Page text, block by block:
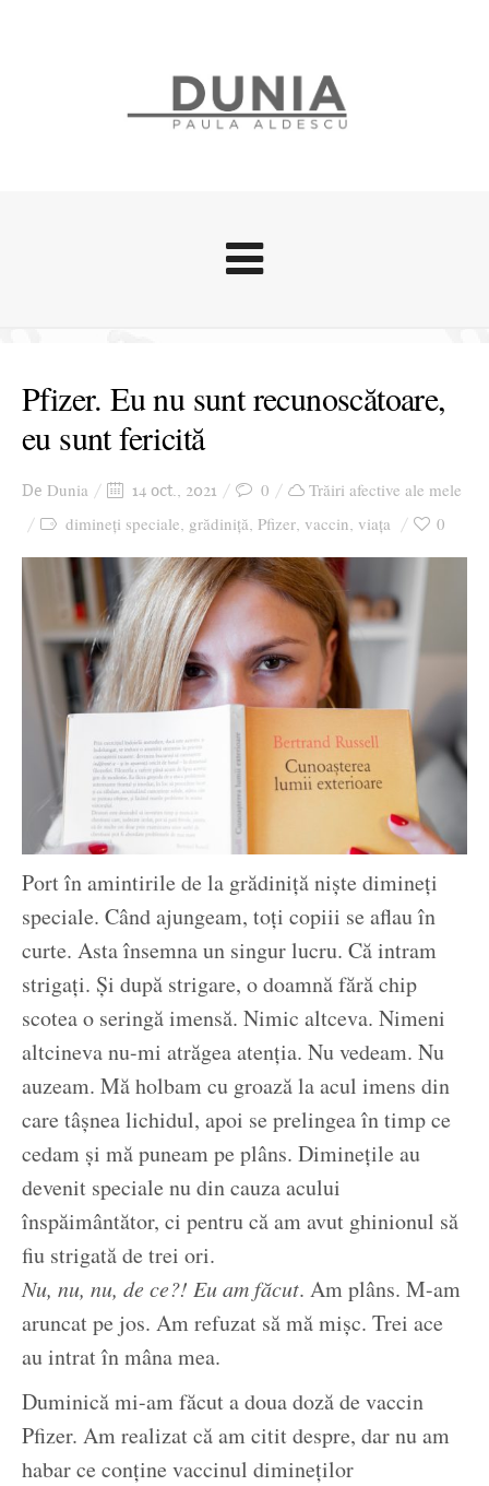
Zice Dunia
Cursuri povestite
Ziua culorii
Pfizer. Eu nu sunt recunoscătoare,
eu sunt fericită
De Dunia 14 oct., 2021 0
Trăiri afective ale mele
dimineți speciale, grădiniță, Pfizer, vaccin, viața 0
Port în amintirile de la grădiniță niște dimineți
speciale. Când ajungeam, toți copiii se aflau în
curte. Asta însemna un singur lucru. Că intram
strigați. Și după strigare, o doamnă fără chip
scotea o seringă imensă. Nimic altceva. Nimeni
altcineva nu-mi atrăgea atenția. Nu vedeam. Nu
auzeam. Mă holbam cu groază la acul imens din
care tâșnea lichidul, apoi se prelingea în timp ce
cedam și mă puneam pe plâns. Diminețile au
devenit speciale nu din cauza acului
înspăimântător, ci pentru că am avut ghinionul să
fiu strigată de trei ori.
Nu, nu, nu, de ce?! Eu am făcut. Am plâns. M-am
aruncat pe jos. Am refuzat să mă mișc. Trei ace
au intrat în mâna mea.
Duminică mi-am făcut a doua doză de vaccin
Pfizer. Am realizat că am citit despre, dar nu am
habar ce conține vaccinul dimineților